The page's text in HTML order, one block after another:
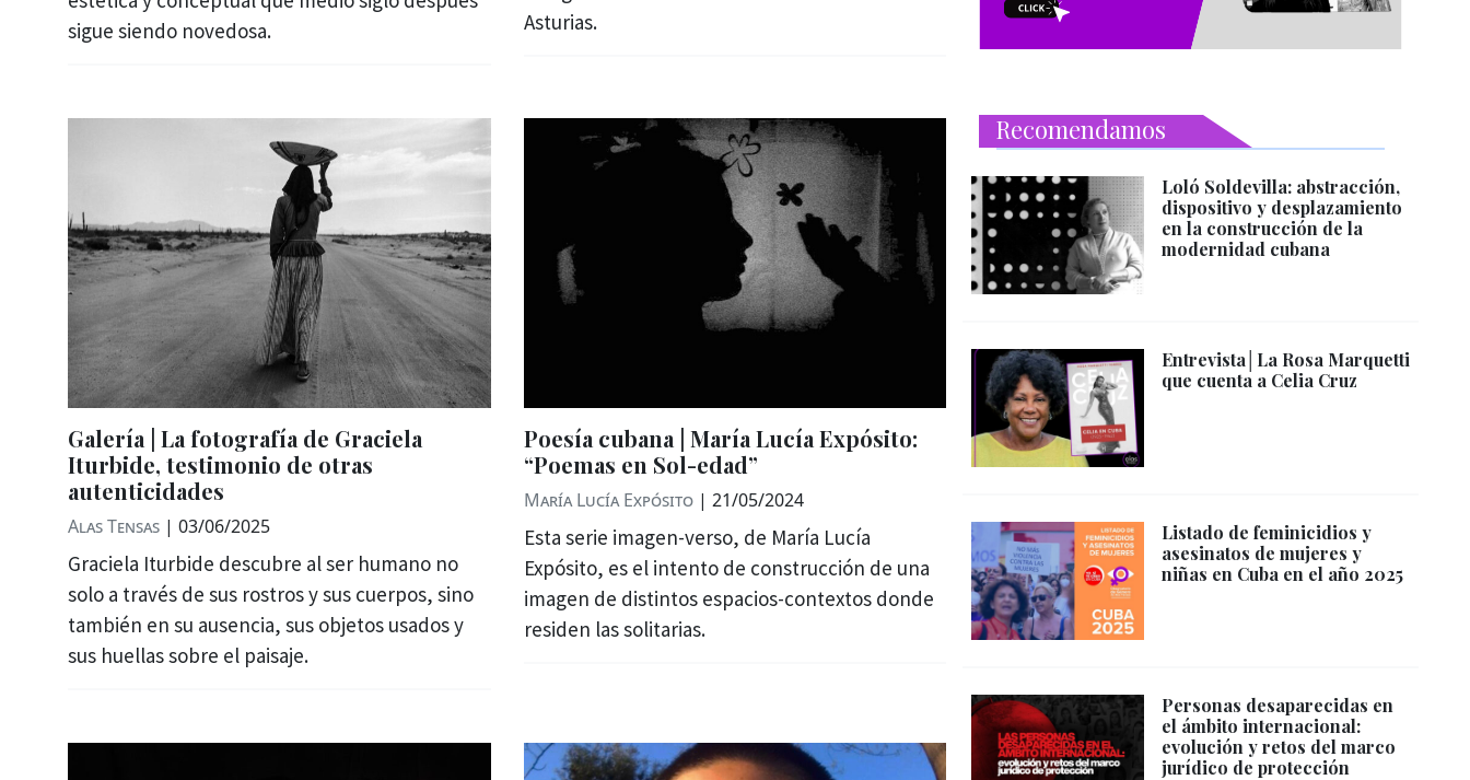
sigue siendo novedosa.
Asturias.
Galería | La fotografía de Graciela
Iturbide, testimonio de otras
autenticidades
Alas Tensas | 03/06/2025
Graciela Iturbide descubre al ser humano no
solo a través de sus rostros y sus cuerpos, sino
también en su ausencia, sus objetos usados y
sus huellas sobre el paisaje.
Poesía cubana | María Lucía Expósito:
“Poemas en Sol-edad”
María Lucía Expósito | 21/05/2024
Esta serie imagen-verso, de María Lucía
Expósito, es el intento de construcción de una
imagen de distintos espacios-contextos donde
residen las solitarias.
Recomendamos
Loló Soldevilla: abstracción,
dispositivo y desplazamiento
en la construcción de la
modernidad cubana
Entrevista│La Rosa Marquetti
que cuenta a Celia Cruz
Listado de feminicidios y
asesinatos de mujeres y
niñas en Cuba en el año 2025
Personas desaparecidas en
el ámbito internacional:
evolución y retos del marco
jurídico de protección